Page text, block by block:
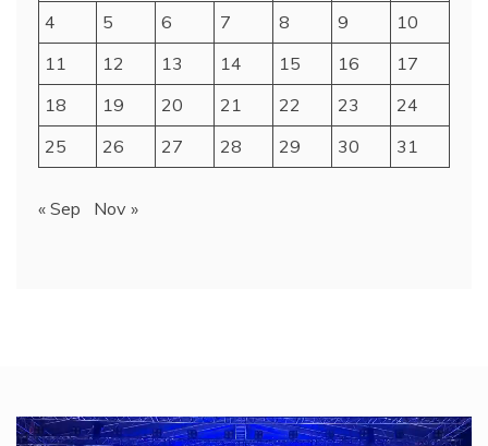
4
5 6 7 8 9
10
11
12 13 14 15 16
17
18
19 20 21 22 23
24
25
26 27 28 29 30 31
« Sep Nov »
Video